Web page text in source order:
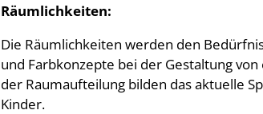
Räumlichkeiten:
Die Räumlichkeiten werden den
und Farbkonzepte bei der Gestaltung
der Raumaufteilung bilden das aktuelle
Kinder.